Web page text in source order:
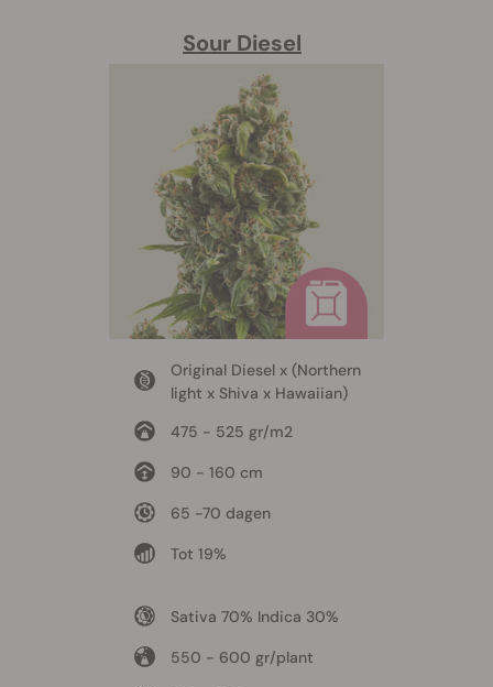
Sour Diesel
Original Diesel x (Northern
light x Shiva x Hawaiian)
475 - 525 gr/m2
90 - 160 cm
65 -70 dagen
Tot 19%
Sativa 70% Indica 30%
550 - 600 gr/plant